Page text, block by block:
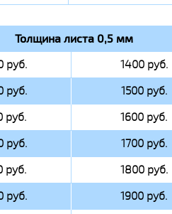
Толщина листа 0,5 мм
руб.
1400 руб.
руб.
1500 руб.
руб.
1600 руб.
руб.
1700 руб.
руб.
1800 руб.
руб.
1900 руб.